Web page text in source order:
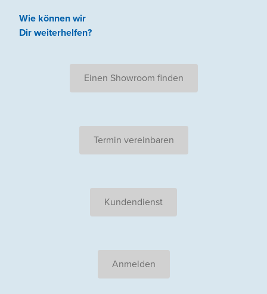
Wie können wir
Dir weiterhelfen?
Einen Showroom finden
Termin vereinbaren
Kundendienst
Anmelden